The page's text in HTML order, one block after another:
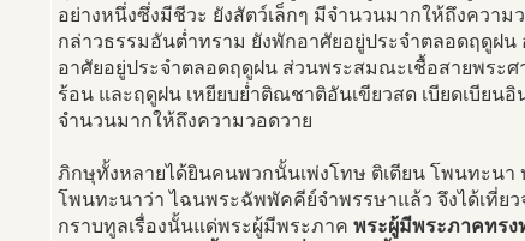
อย่างหนึ่งซึ่งมีชีวะ ยังสัตว์เล็กๆ มีจำนวนมากให้ถึงความ
กล่าวธรรมอันต่ำทราม ยังพักอาศัยอยู่ประจำตลอดฤดูฝน
อาศัยอยู่ประจำตลอดฤดูฝน ส่วนพระสมณะเชื้อสายพระ
ร้อน และฤดูฝน เหยียบย่ำติณชาติอันเขียวสด เบียดเบียน
จำนวนมากให้ถึงความวอดวาย
ภิกษุทั้งหลายได้ยินคนพวกนั้นเพ่งโทษ ติเตียน โพนทะนา
โพนทะนาว่า ไฉนพระฉัพพัคคีย์จำพรรษาแล้ว จึงได้เที่ย
กราบทูลเรื่องนั้นแด่พระผู้มีพระภาค พระผู้มีพระภาคทรง